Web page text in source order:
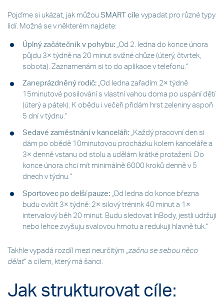
Pojďme si ukázat, jak můžou SMART cíle vypadat pro různé typy
lidí. Možná se v některém najdete:
Úplný začátečník v pohybu: „Od 2. ledna do konce února
půjdu 3× týdně na 20 minut svižné chůze (úterý, čtvrtek,
sobota). Zaznamenám si to do aplikace v telefonu.“
Zaneprázdněný rodič: „Od ledna zařadím 2× týdně
15minutové posilování s vlastní vahou doma po uspání dětí
(úterý a pátek). K obědu i večeři přidám hrst zeleniny aspoň
5 dní v týdnu.“
Sedavé zaměstnání v kanceláři: „Každý pracovní den si
dám po obědě 10minutovou procházku kolem kanceláře a
3× denně vstanu od stolu a udělám krátké protažení. Do
konce února chci mít minimálně 6000 kroků denně v 5
dnech v týdnu.“
Sportovec po delší pauze: „Od ledna do konce března
budu cvičit 3× týdně: 2× silový trénink 40 minut a 1×
intervalový běh 20 minut. Budu sledovat InBody, jestli udržuji
nebo lehce zvyšuju svalovou hmotu a redukuji hlavně tuk.“
Takhle vypadá rozdíl mezi neurčitým „ začnu se sebou něco
dělat“ a cílem, který má šanci.
Jak strukturovat cíle: